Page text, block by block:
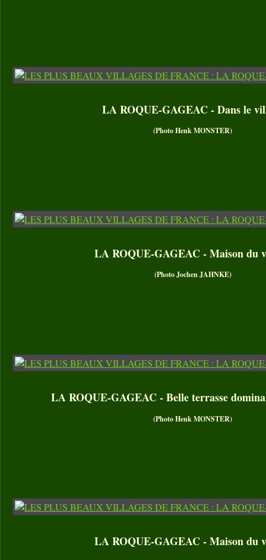
LA ROQUE-GAGEAC - Dans le
(Photo Henk MONSTER)
LA ROQUE-GAGEAC - Maison du
(Photo Jochen JAHNKE)
LA ROQUE-GAGEAC - Belle terrasse
(Photo Henk MONSTER)
LA ROQUE-GAGEAC - Maison du